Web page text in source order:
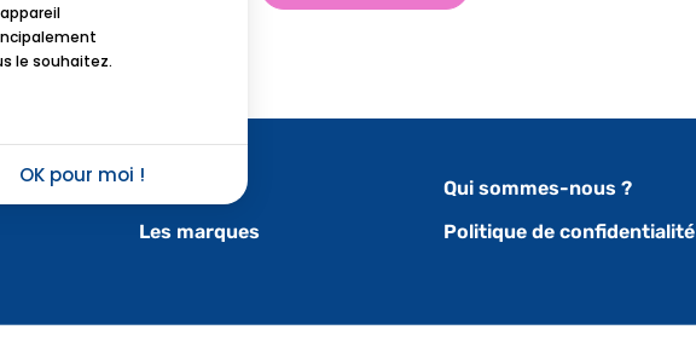
Nos actus
Les marques
Qui sommes-nous ?
Politique de confidentialité
le souhaitez.
OK pour moi !